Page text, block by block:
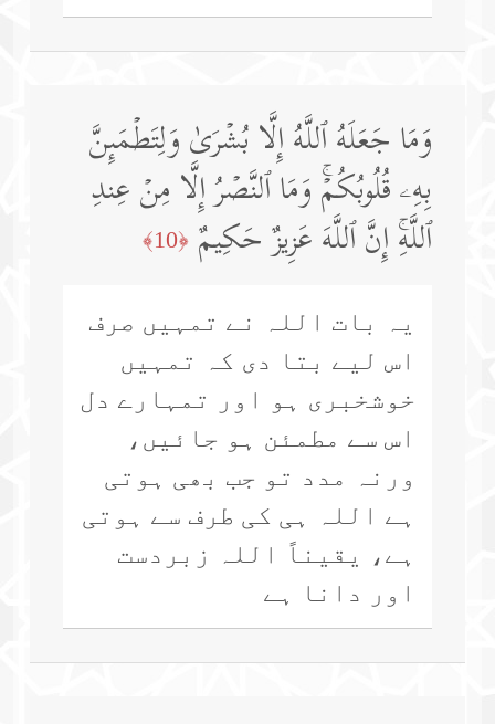
وَمَا جَعَلَهُ ٱللَّهُ إِلَّا بُشۡرَىٰ وَلِتَطۡمَىِٕنَّ
بِهِۦ قُلُوبُكُمۡۚ وَمَا ٱلنَّصۡرُ إِلَّا مِنۡ عِندِ
ٱللَّهِۚ إِنَّ ٱللَّهَ عَزِیزٌ حَكِیمٌ ﴿10﴾
یہ بات اللہ نے تمہیں صرف
اس لیے بتا دی کہ تمہیں
خوشخبری ہو اور تمہارے دل
اس سے مطمئن ہو جائیں،
ورنہ مدد تو جب بھی ہوتی
ہے اللہ ہی کی طرف سے ہوتی
ہے، یقیناً اللہ زبردست
اور دانا ہے